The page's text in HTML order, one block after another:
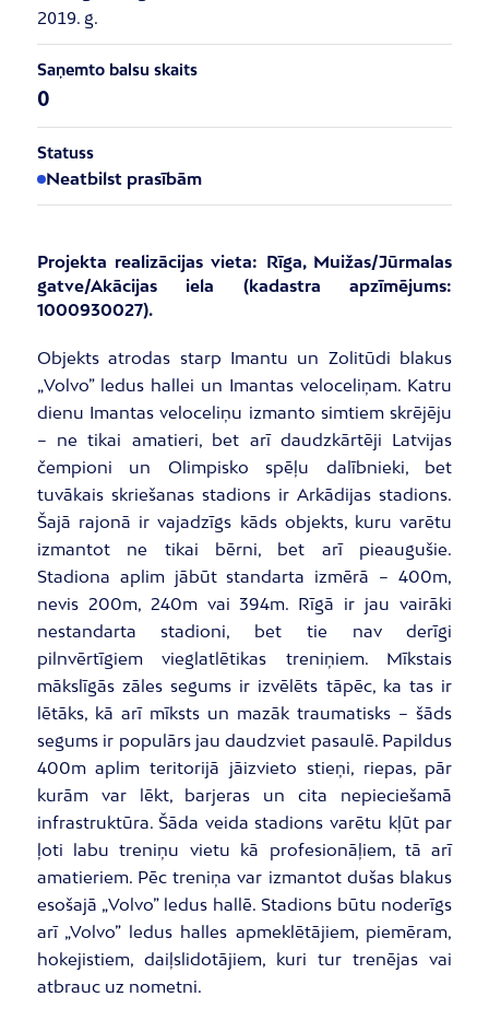
2019. g.
Saņemto balsu skaits
0
Statuss
Neatbilst prasībām
Projekta realizācijas vieta: Rīga, Muižas/Jūrmalas
gatve/Akācijas iela (kadastra apzīmējums:
1000930027).
Objekts atrodas starp Imantu un Zolitūdi blakus
„Volvo” ledus hallei un Imantas veloceliņam. Katru
dienu Imantas veloceliņu izmanto simtiem skrējēju
– ne tikai amatieri, bet arī daudzkārtēji Latvijas
čempioni un Olimpisko spēļu dalībnieki, bet
tuvākais skriešanas stadions ir Arkādijas stadions.
Šajā rajonā ir vajadzīgs kāds objekts, kuru varētu
izmantot ne tikai bērni, bet arī pieaugušie.
Stadiona aplim jābūt standarta izmērā – 400m,
nevis 200m, 240m vai 394m. Rīgā ir jau vairāki
nestandarta stadioni, bet tie nav derīgi
pilnvērtīgiem vieglatlētikas treniņiem. Mīkstais
mākslīgās zāles segums ir izvēlēts tāpēc, ka tas ir
lētāks, kā arī mīksts un mazāk traumatisks – šāds
segums ir populārs jau daudzviet pasaulē. Papildus
400m aplim teritorijā jāizvieto stieņi, riepas, pār
kurām var lēkt, barjeras un cita nepieciešamā
infrastruktūra. Šāda veida stadions varētu kļūt par
ļoti labu treniņu vietu kā profesionāļiem, tā arī
amatieriem. Pēc treniņa var izmantot dušas blakus
esošajā „Volvo” ledus hallē. Stadions būtu noderīgs
arī „Volvo” ledus halles apmeklētājiem, piemēram,
hokejistiem, daiļslidotājiem, kuri tur trenējas vai
atbrauc uz nometni.